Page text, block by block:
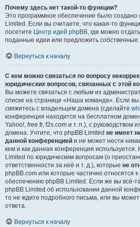
Почему здесь нет такой-то функции?
Это программное обеспечение было создано
Limited. Если вы считаете, что какая-то
посетите Центр идей phpBB, где можно
поданные идеи или предложить собственные.
Вернуться к началу
С кем можно связаться по вопросу
юридических вопросов, связанных с этой
Вы можете связаться с любым из
списке на странице «Наша команда». Если вы
свяжитесь с владельцем домена (сделайте
конференция находится на бесплатном
Yahoo!, free.fr, f2s.com и т. п.), с руководством
домена. Учтите, что phpBB Limited не имеет
данной конференцией и не может нести
кем и как данная конференция
Limited по юридическим вопросам (о
ответственности за неё и т. д.), которые не
phpBB.com или которые частично относятся
обеспечению phpBB Limited. Если же вы всё-
phpBB Limited об использовании данной
то не ждите подробного письма, или вы
ответа.
Вернуться к началу